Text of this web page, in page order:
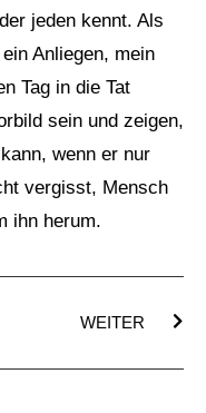
jeden kennt. Als
Anliegen, mein
Tag in die Tat
sein und zeigen,
wenn er nur
vergisst, Mensch
ihn herum.
WEITER